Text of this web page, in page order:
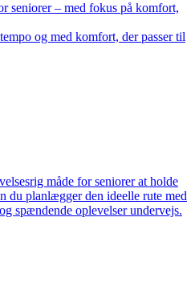
seniorer – med fokus på komfort,
og med komfort, der passer til
måde for seniorer at holde
du planlægger den ideelle rute med
spændende oplevelser undervejs.